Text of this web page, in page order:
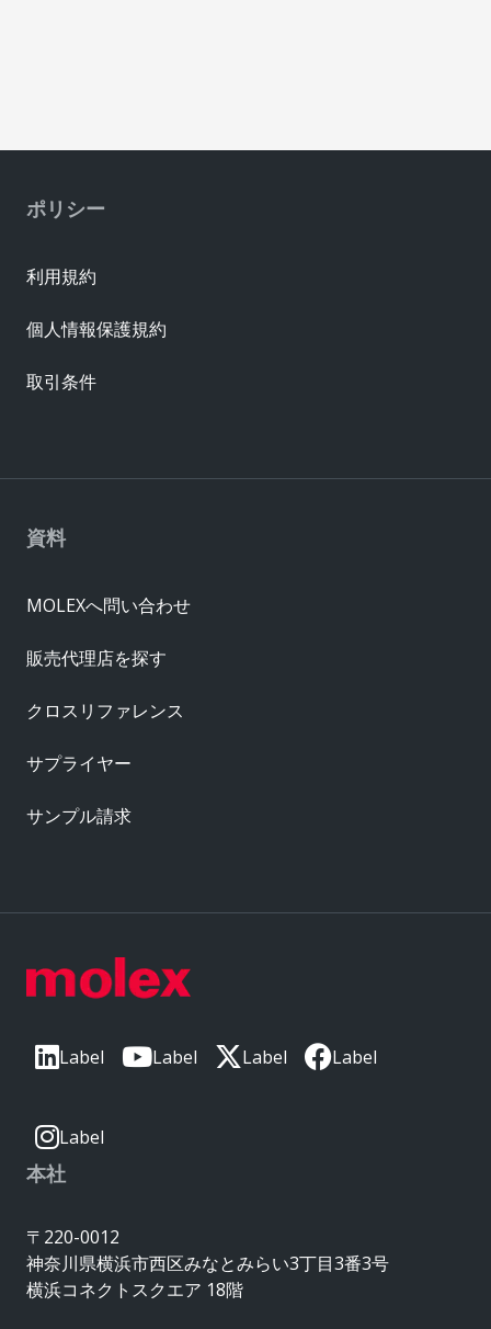
Label Label Label Label
Label
本社
〒220-0012
神奈川県横浜市西区みなとみらい3丁目3番3号
横浜コネクトスクエア 18階
資料
MOLEXへ問い合わせ
販売代理店を探す
クロスリファレンス
サプライヤー
サンプル請求
ポリシー
利用規約
個人情報保護規約
取引条件